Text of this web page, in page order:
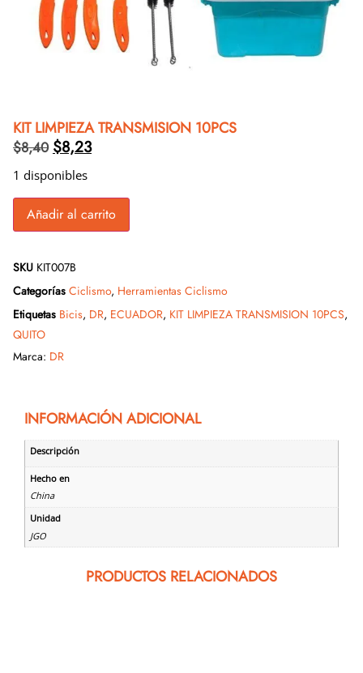
KIT LIMPIEZA TRANSMISION 10PCS
$8,40 $8,23
1 disponibles
Añadir al carrito
SKU KIT007B
Categorías Ciclismo, Herramientas Ciclismo
Etiquetas Bicis, DR, ECUADOR, KIT LIMPIEZA TRANSMISION 10PCS,
QUITO
Marca: DR
INFORMACIÓN ADICIONAL
Descripción
Hecho en
China
Unidad
JGO
PRODUCTOS RELACIONADOS